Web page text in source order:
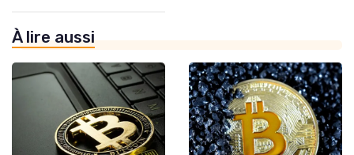
À lire aussi